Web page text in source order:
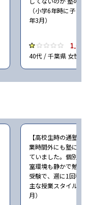
（小学6年時に子
年3月）
1.0
40代 / 千葉県 女性
【高校生時の通塾
業時間外にも塾に
ていました。個別
室環境も静かで勉
受験で、週に1回程
主な授業スタイル
月）